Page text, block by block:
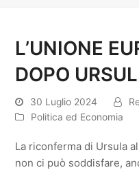
L’UNIONE
DOPO
30 Luglio 2024
Politica ed Economia
La riconferma di Ursula
non ci può soddisfare,